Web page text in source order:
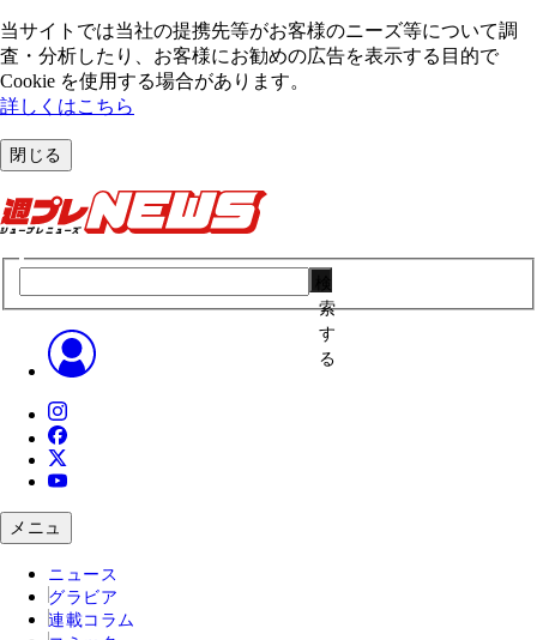
当サイトでは当社の提携先等がお客様のニーズ等について調
査・分析したり、お客様にお勧めの広告を表⽰する⽬的で
Cookie を使⽤する場合があります。
詳しくはこちら
閉じる
索
す
る
メニュ
ニュース
グラビア
連載コラム